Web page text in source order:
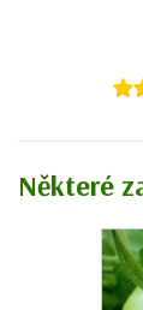
Některé